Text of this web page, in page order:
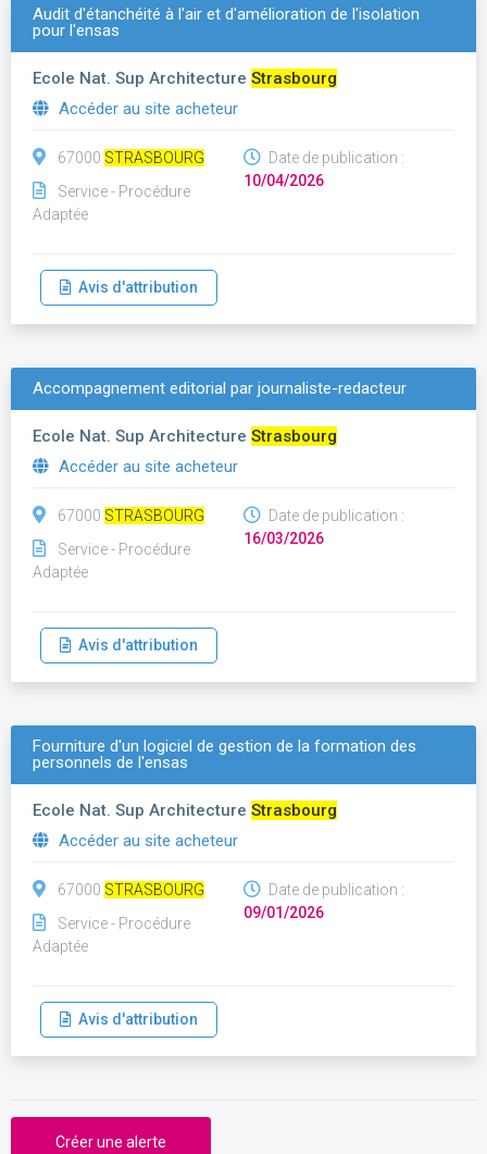
Audit d'étanchéité à l'air et d'amélioration de l'isolation
pour l'ensas
Ecole Nat. Sup Architecture Strasbourg
Accéder au site acheteur
67000 STRASBOURG
Service - Procédure
Adaptée
Date de publication :
10/04/2026
Avis d'attribution
Accompagnement editorial par journaliste-redacteur
Ecole Nat. Sup Architecture Strasbourg
Accéder au site acheteur
67000 STRASBOURG
Service - Procédure
Adaptée
Date de publication :
16/03/2026
Avis d'attribution
Fourniture d'un logiciel de gestion de la formation des
personnels de l'ensas
Ecole Nat. Sup Architecture Strasbourg
Accéder au site acheteur
67000 STRASBOURG
Service - Procédure
Adaptée
Date de publication :
09/01/2026
Avis d'attribution
Créer une alerte